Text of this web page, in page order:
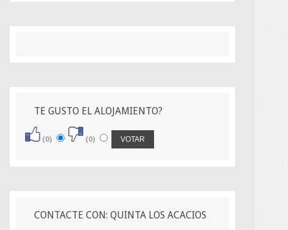
TE GUSTO EL ALOJAMIENTO?
(0) (0)
CONTACTE CON: QUINTA LOS ACACIOS